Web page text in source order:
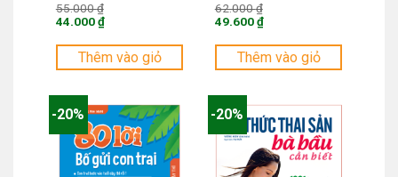
55.000₫
55.000 ₫.
44.000₫
hiện
là:
Thêm vào giỏ
62.000₫
62.000 ₫.
49.600₫
hiện
là:
Thêm vào giỏ
-20% -20%